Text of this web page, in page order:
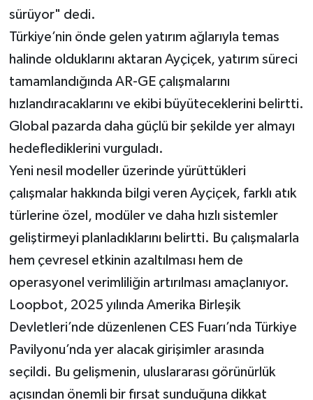
sürüyor" dedi.
Türkiye’nin önde gelen yatırım ağlarıyla temas
halinde olduklarını aktaran Ayçiçek, yatırım süreci
tamamlandığında AR-GE çalışmalarını
hızlandıracaklarını ve ekibi büyüteceklerini belirtti.
Global pazarda daha güçlü bir şekilde yer almayı
hedeflediklerini vurguladı.
Yeni nesil modeller üzerinde yürüttükleri
çalışmalar hakkında bilgi veren Ayçiçek, farklı atık
türlerine özel, modüler ve daha hızlı sistemler
geliştirmeyi planladıklarını belirtti. Bu çalışmalarla
hem çevresel etkinin azaltılması hem de
operasyonel verimliliğin artırılması amaçlanıyor.
Loopbot, 2025 yılında Amerika Birleşik
Devletleri’nde düzenlenen CES Fuarı’nda Türkiye
Pavilyonu’nda yer alacak girişimler arasında
seçildi. Bu gelişmenin, uluslararası görünürlük
açısından önemli bir fırsat sunduğuna dikkat